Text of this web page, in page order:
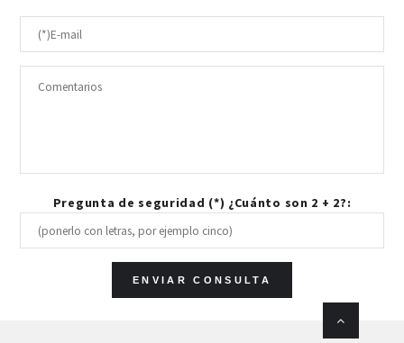
Pregunta de seguridad (*) ¿Cuánto son 2 + 2?: